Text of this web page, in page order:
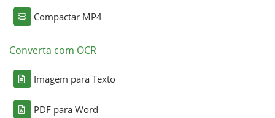
Compactar MP4
Converta com OCR
Imagem para Texto
PDF para Word